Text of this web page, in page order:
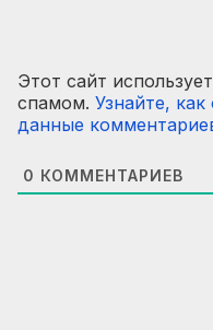
Этот сайт
спамом. Узнайте,
данные
0 КОММЕНТАРИЕВ